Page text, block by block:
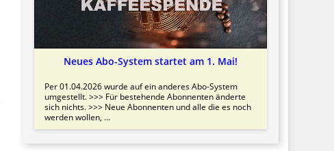
Neues Abo-System startet am 1. Mai!
Per 01.04.2026 wurde auf ein anderes Abo-System
umgestellt. >>> Für bestehende Abonnenten änderte
sich nichts. >>> Neue Abonnenten und alle die es noch
werden wollen, ...